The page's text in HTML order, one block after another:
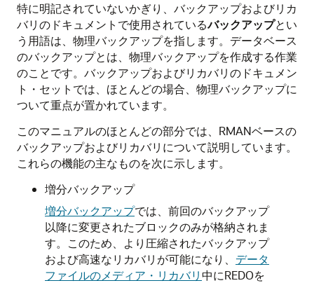
特に明記されていないかぎり、バックアップおよびリカ
バリのドキュメントで使用されているバックアップとい
う用語は、物理バックアップを指します。データベース
のバックアップとは、物理バックアップを作成する作業
のことです。バックアップおよびリカバリのドキュメン
ト・セットでは、ほとんどの場合、物理バックアップに
ついて重点が置かれています。
このマニュアルのほとんどの部分では、RMANベースの
バックアップおよびリカバリについて説明しています。
これらの機能の主なものを次に示します。
増分バックアップ
増分バックアップでは、前回のバックアップ
以降に変更されたブロックのみが格納されま
す。このため、より圧縮されたバックアップ
および高速なリカバリが可能になり、 データ
ファイルのメディア・リカバリ中にREDOを